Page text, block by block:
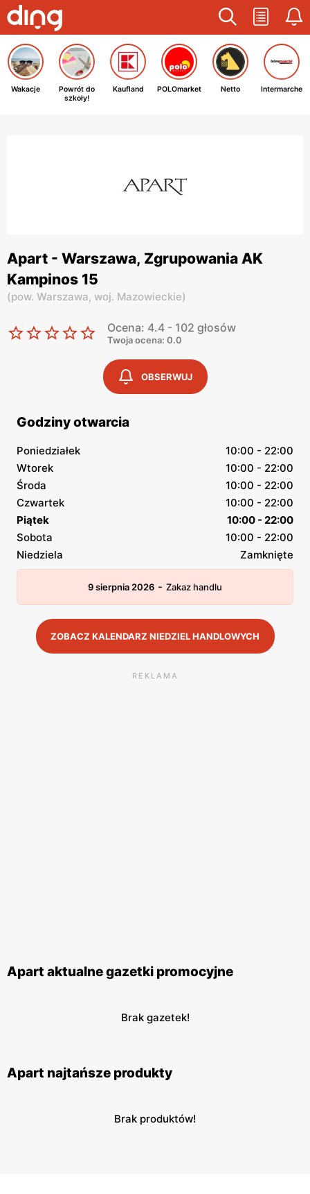
Wakacje
Powrót do
szkoły!
Kaufland POLOmarket Netto Intermarche
Apart - Warszawa, Zgrupowania AK
Kampinos 15
(pow. Warszawa, woj. Mazowieckie)
Ocena: 4.4 - 102 głosów
Twoja ocena: 0.0
OBSERWUJ
Godziny otwarcia
Poniedziałek
10:00 - 22:00
Wtorek
10:00 - 22:00
Środa
10:00 - 22:00
Czwartek
10:00 - 22:00
Piątek
10:00 - 22:00
Sobota
10:00 - 22:00
Niedziela
Zamknięte
9 sierpnia 2026 - Zakaz handlu
ZOBACZ KALENDARZ NIEDZIEL HANDLOWYCH
REKLAMA
Apart aktualne gazetki promocyjne
Brak gazetek!
Apart najtańsze produkty
Brak produktów!